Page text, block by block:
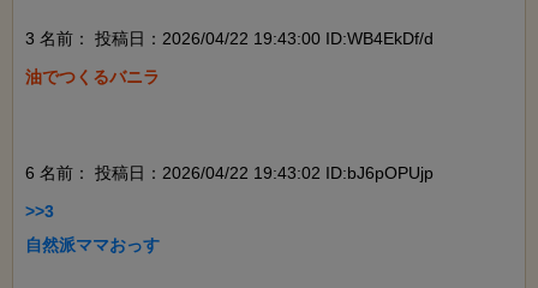
3 名前：
投稿日：2026/04/22 19:43:00 ID:WB4EkDf/d
油でつくるバニラ
6 名前：
投稿日：2026/04/22 19:43:02 ID:bJ6pOPUjp
>>3
自然派ママおっす